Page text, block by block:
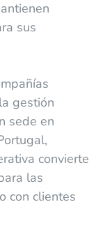
sus
gestión
sede en
convierte
las
con clientes